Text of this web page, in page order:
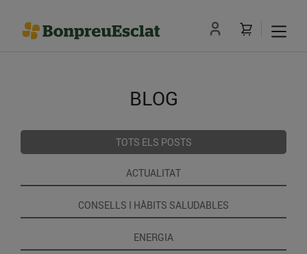
BLOG
TOTS ELS POSTS
ACTUALITAT
CONSELLS I HÀBITS SALUDABLES
ENERGIA